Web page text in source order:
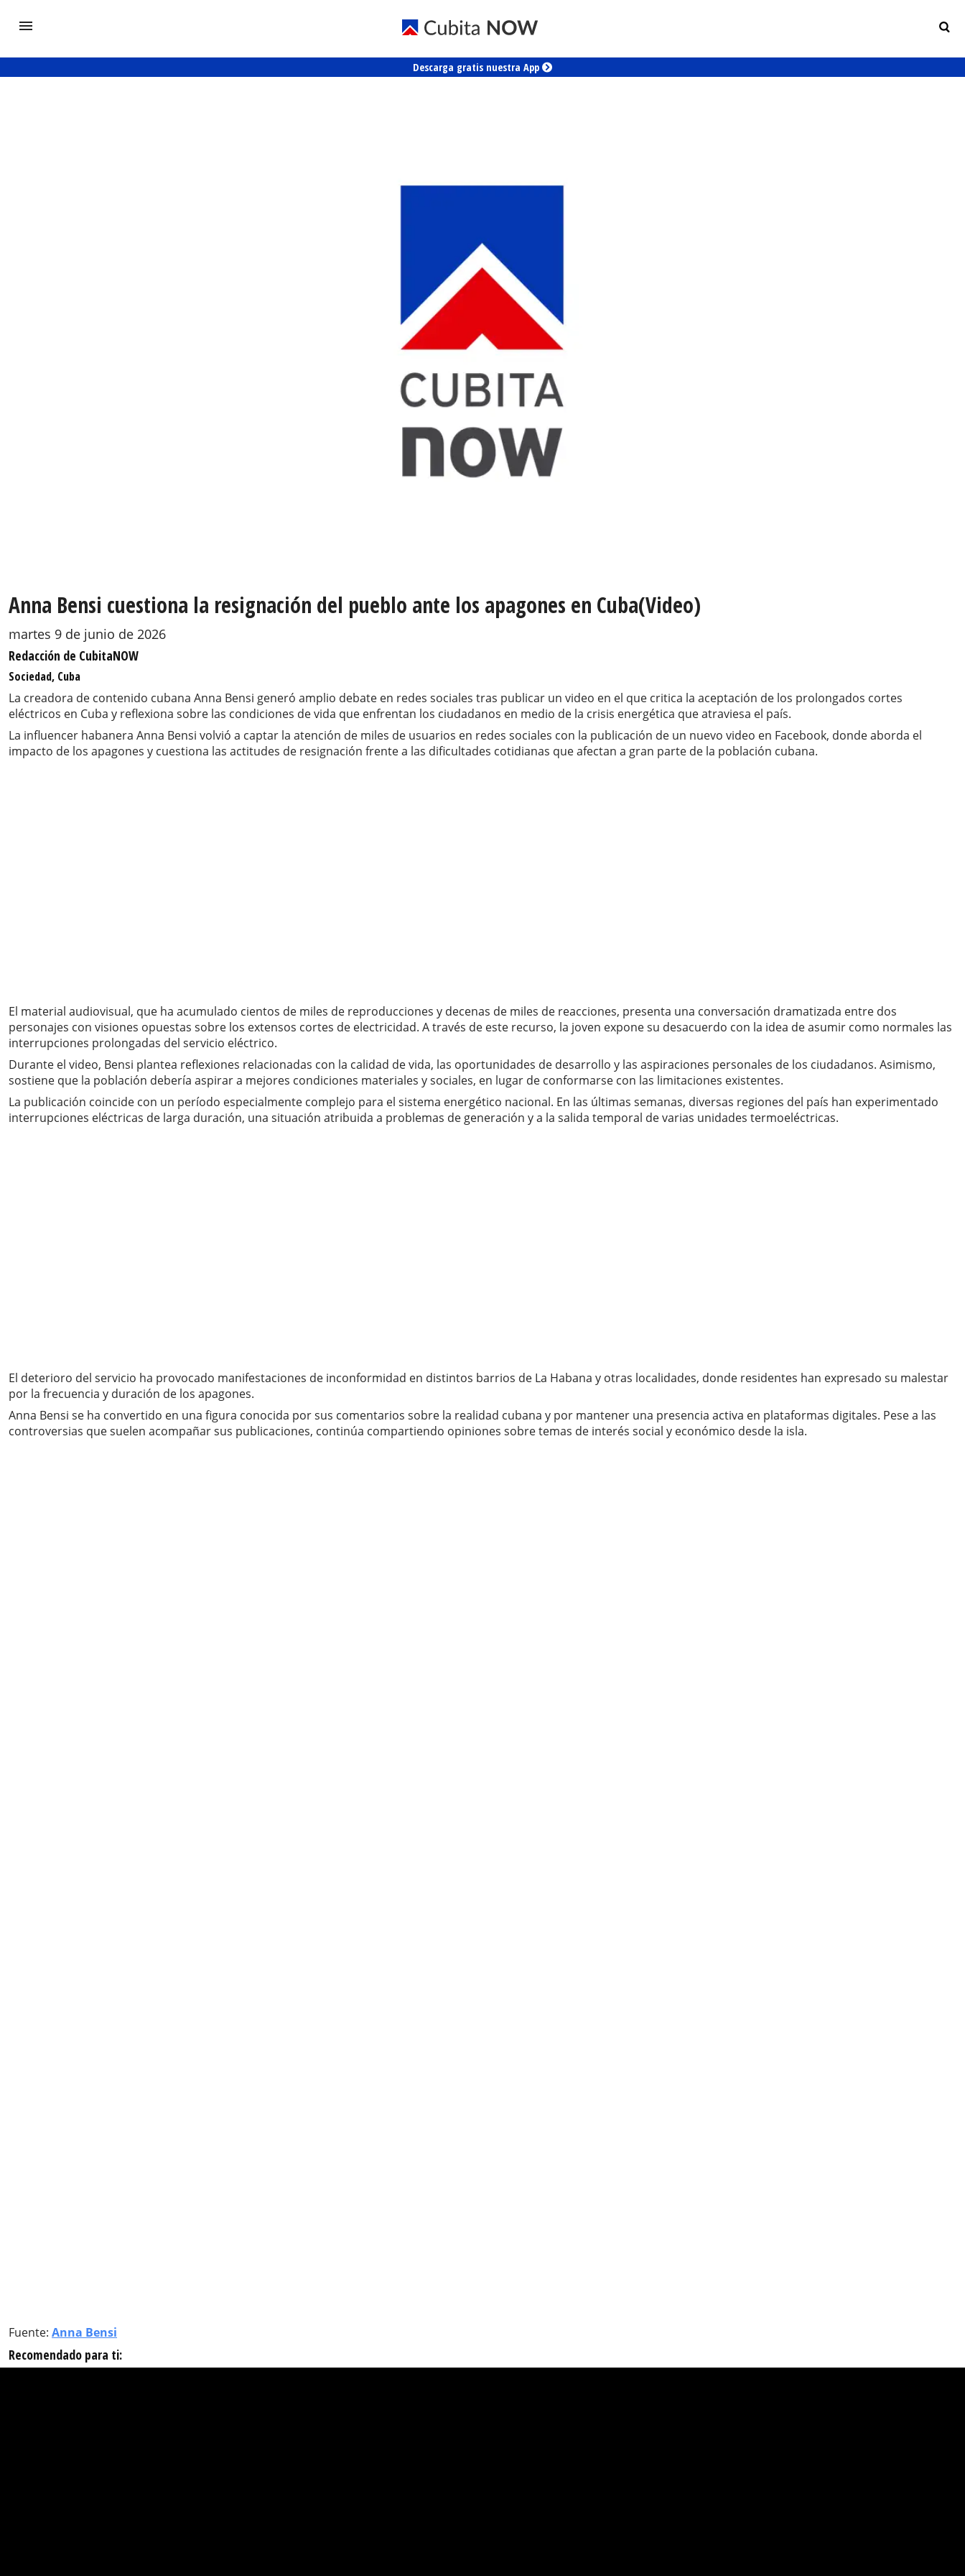
Descarga gratis nuestra App
Anna Bensi cuestiona la resignación del pueblo ante los apagones en Cuba(Video)
martes 9 de junio de 2026
Redacción de CubitaNOW
Sociedad, Cuba
La creadora de contenido cubana Anna Bensi generó amplio debate en redes sociales tras publicar un video en el que critica la aceptación de los prolongados cortes
eléctricos en Cuba y reflexiona sobre las condiciones de vida que enfrentan los ciudadanos en medio de la crisis energética que atraviesa el país.
La influencer habanera Anna Bensi volvió a captar la atención de miles de usuarios en redes sociales con la publicación de un nuevo video en Facebook, donde aborda el
impacto de los apagones y cuestiona las actitudes de resignación frente a las dificultades cotidianas que afectan a gran parte de la población cubana.
El material audiovisual, que ha acumulado cientos de miles de reproducciones y decenas de miles de reacciones, presenta una conversación dramatizada entre dos
personajes con visiones opuestas sobre los extensos cortes de electricidad. A través de este recurso, la joven expone su desacuerdo con la idea de asumir como normales las
interrupciones prolongadas del servicio eléctrico.
Durante el video, Bensi plantea reflexiones relacionadas con la calidad de vida, las oportunidades de desarrollo y las aspiraciones personales de los ciudadanos. Asimismo,
sostiene que la población debería aspirar a mejores condiciones materiales y sociales, en lugar de conformarse con las limitaciones existentes.
La publicación coincide con un período especialmente complejo para el sistema energético nacional. En las últimas semanas, diversas regiones del país han experimentado
interrupciones eléctricas de larga duración, una situación atribuida a problemas de generación y a la salida temporal de varias unidades termoeléctricas.
El deterioro del servicio ha provocado manifestaciones de inconformidad en distintos barrios de La Habana y otras localidades, donde residentes han expresado su malestar
por la frecuencia y duración de los apagones.
Anna Bensi se ha convertido en una figura conocida por sus comentarios sobre la realidad cubana y por mantener una presencia activa en plataformas digitales. Pese a las
controversias que suelen acompañar sus publicaciones, continúa compartiendo opiniones sobre temas de interés social y económico desde la isla.
Fuente: Anna Bensi
Recomendado para ti: